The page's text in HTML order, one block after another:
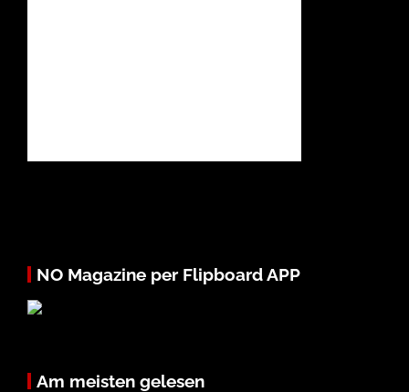
NO Magazine per Flipboard APP
Am meisten gelesen